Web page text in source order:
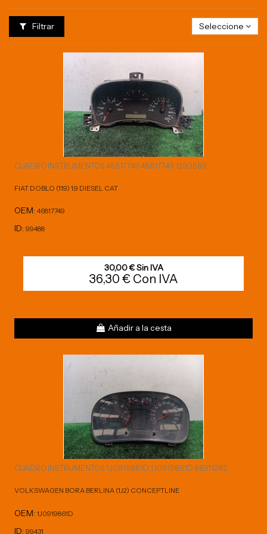
Filtrar Seleccione
CUADRO INSTRUMENTOS 46817749 46817749 1290689
FIAT DOBLO (119) 1.9 DIESEL CAT
OEM: 46817749
ID: 99488
30,00 € Sin IVA
36,30 € Con IVA
Añadir a la cesta
CUADRO INSTRUMENTOS 1J0919861D 1J0919861D 88311282
VOLKSWAGEN BORA BERLINA (1J2) CONCEPTLINE
OEM: 1J0919861D
ID: 99431